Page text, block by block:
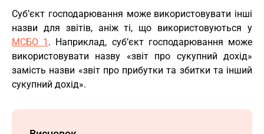
Суб’єкт господарювання може використовувати інші
назви для звітів, аніж ті, що використовуються у
МСБО 1 . Наприклад, суб’єкт господарювання може
використовувати назву «звіт про сукупний дохід»
замість назви «звіт про прибутки та збитки та інший
сукупний дохід».